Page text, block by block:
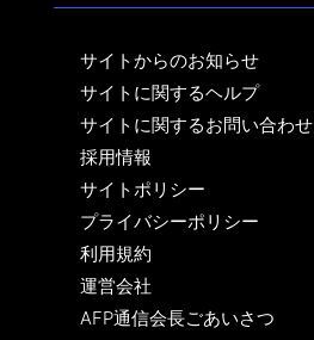
サイトからのお知らせ
サイトに関するヘルプ
サイトに関するお問い合わせ
採用情報
サイトポリシー
プライバシーポリシー
利用規約
運営会社
AFP通信会長ごあいさつ